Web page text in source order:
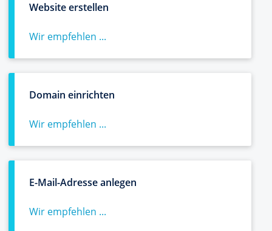
Website erstellen
Wir empfehlen ...
Domain einrichten
Wir empfehlen ...
E-Mail-Adresse anlegen
Wir empfehlen ...